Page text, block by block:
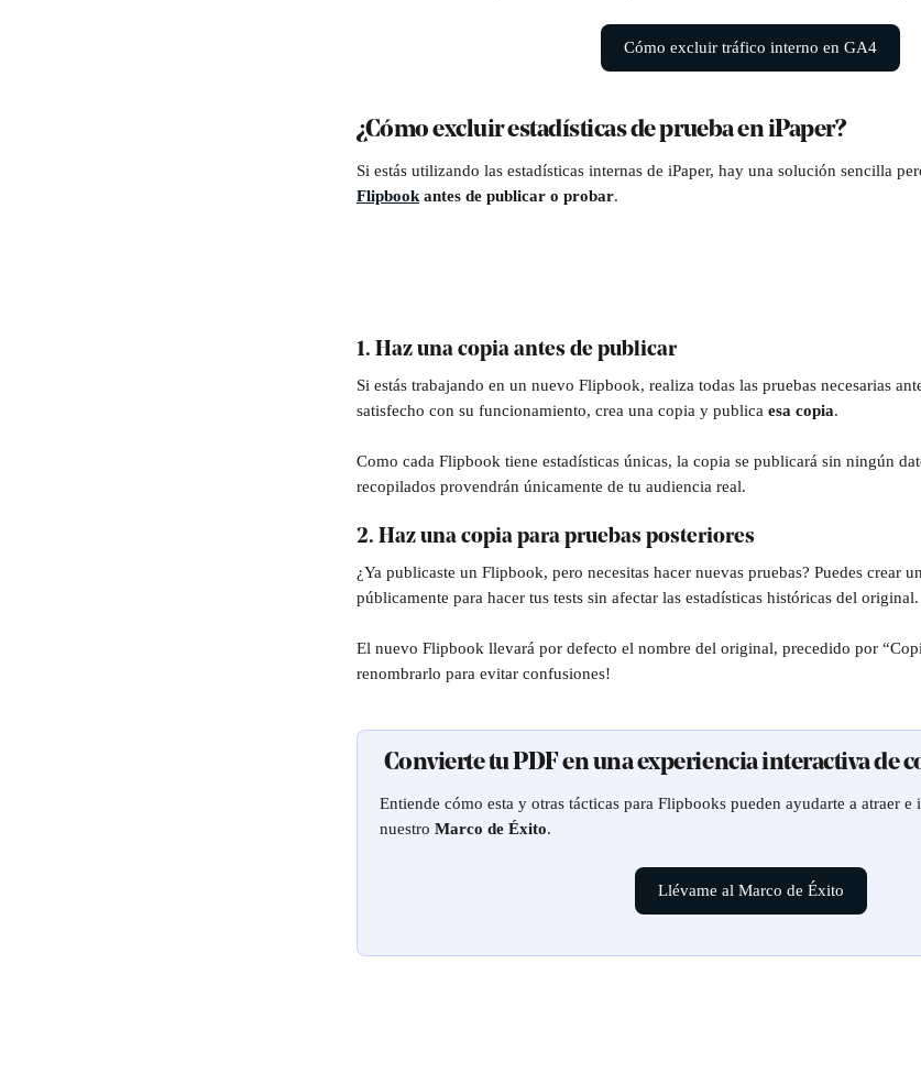
Cómo excluir tráfico interno en GA4
¿Cómo excluir estadísticas de prueba en iPaper?
Si estás utilizando las estadísticas internas de iPaper, hay una solución sencilla
Flipbook antes de publicar o probar.
1. Haz una copia antes de publicar
Si estás trabajando en un nuevo Flipbook, realiza todas las pruebas necesarias
satisfecho con su funcionamiento, crea una copia y publica esa copia.
Como cada Flipbook tiene estadísticas únicas, la copia se publicará sin ningún
recopilados provendrán únicamente de tu audiencia real.
2. Haz una copia para pruebas posteriores
¿Ya publicaste un Flipbook, pero necesitas hacer nuevas pruebas? Puedes crear
públicamente para hacer tus tests sin afectar las estadísticas históricas del original.
El nuevo Flipbook llevará por defecto el nombre del original, precedido por
renombrarlo para evitar confusiones!
Convierte tu PDF en una experiencia interactiva de
Entiende cómo esta y otras tácticas para Flipbooks pueden ayudarte a atraer e
nuestro Marco de Éxito.
Llévame al Marco de Éxito